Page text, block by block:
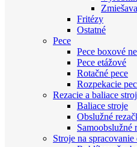
Fritézy
Ostatné
Pece
Pece boxové
Pece etážové
Rotačné pece
Rozpekacie
Rezacie a baliace
Baliace stroje
Obslužné
Samoobslužné
Stroje na spracovanie